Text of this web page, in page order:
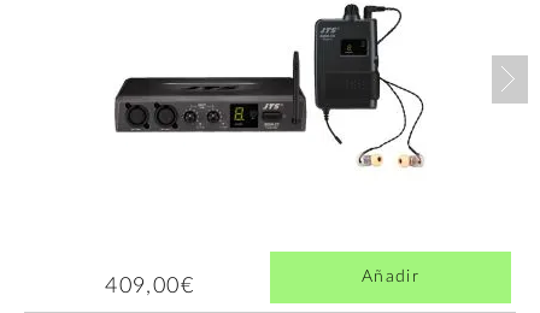
409,00€ Añadir